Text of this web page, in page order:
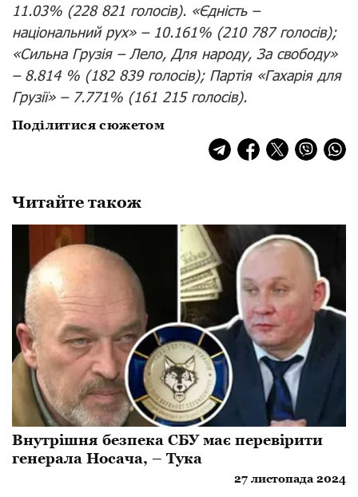
11.03% (228 821 голосів). «Єдність –
національний рух» – 10.161% (210 787 голосів);
«Сильна Грузія – Лело, Для народу, За свободу»
– 8.814 % (182 839 голосів); Партія «Гахарія для
Грузії» – 7.771% (161 215 голосів).
Поділитися сюжетом
Читайте також
Внутрішня безпека СБУ має перевірити
генерала Носача, – Тука
27 листопада 2024